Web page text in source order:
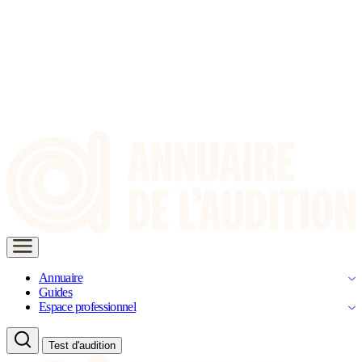
Annuaire
Guides
Espace professionnel
Test d'audition